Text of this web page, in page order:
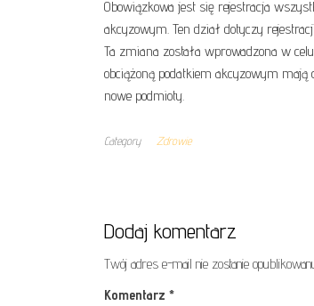
Obowiązkowa jest się rejestracja
akcyzowym. Ten dział dotyczy
Ta zmiana została wprowadzona w
obciążoną podatkiem akcyzowym mają
nowe podmioty.
Category Zdrowie
Dodaj komentarz
Twój adres e-mail nie zostanie
Komentarz *